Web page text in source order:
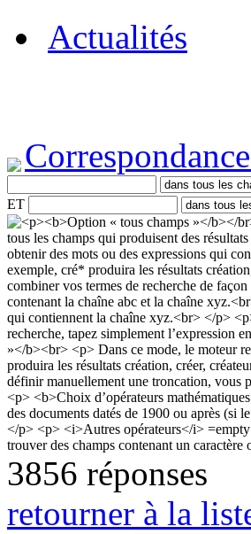
Actualités
ET
3856 réponses
retourner à la